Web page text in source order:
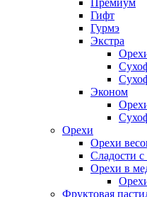
Премиум
Гифт
Гурмэ
Экстра
Эконом
Орехи
Орехи
Сладости
Орехи в
Фруктовая